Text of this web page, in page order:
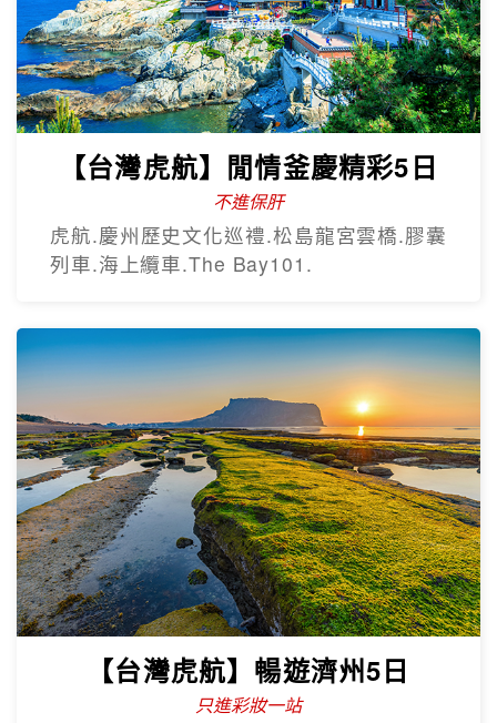
【台灣虎航】閒情釜慶精彩5日
不進保肝
虎航.慶州歷史文化巡禮.松島龍宮雲橋.膠囊
列車.海上纜車.The Bay101.
【台灣虎航】暢遊濟州5日
只進彩妝一站